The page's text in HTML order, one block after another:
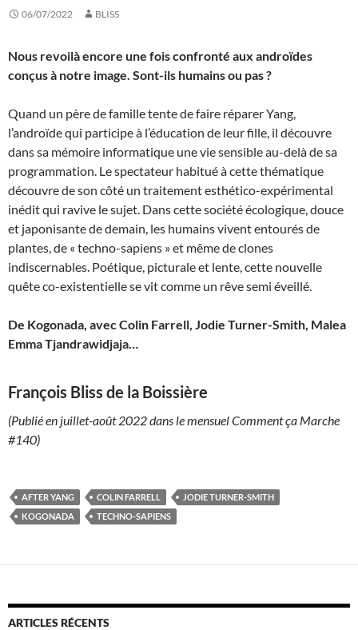
06/07/2022 BLISS
Nous revoilà encore une fois confronté aux androïdes
conçus à notre image. Sont-ils humains ou pas ?
Quand un père de famille tente de faire réparer Yang,
l’androïde qui participe à l’éducation de leur fille, il découvre
dans sa mémoire informatique une vie sensible au-delà de sa
programmation. Le spectateur habitué à cette thématique
découvre de son côté un traitement esthético-expérimental
inédit qui ravive le sujet. Dans cette société écologique, douce
et japonisante de demain, les humains vivent entourés de
plantes, de « techno-sapiens » et même de clones
indiscernables. Poétique, picturale et lente, cette nouvelle
quête co-existentielle se vit comme un rêve semi éveillé.
De Kogonada, avec Colin Farrell, Jodie Turner-Smith, Malea
Emma Tjandrawidjaja…
François Bliss de la Boissière
(Publié en juillet-août 2022 dans le mensuel Comment ça Marche
#140)
AFTER YANG COLIN FARRELL
JODIE TURNER-SMITH
KOGONADA
TECHNO-SAPIENS
ARTICLES RÉCENTS